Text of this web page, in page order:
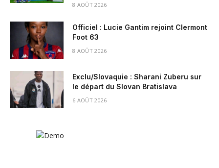
8 AOÛT 2026
Officiel : Lucie Gantim rejoint Clermont
Foot 63
8 AOÛT 2026
Exclu/Slovaquie : Sharani Zuberu sur
le départ du Slovan Bratislava
6 AOÛT 2026